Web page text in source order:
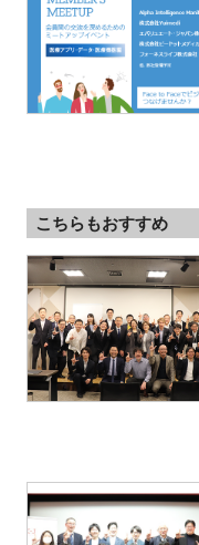
こちらもおすすめ